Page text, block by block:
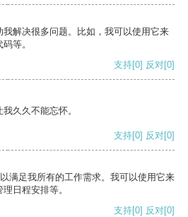
解决很多问题。比如，我可以使用它来
等。
支持[0] 反对[0]
久久不能忘怀。
支持[0] 反对[0]
满足我所有的工作需求。我可以使用它来
日程安排等。
支持[0] 反对[0]